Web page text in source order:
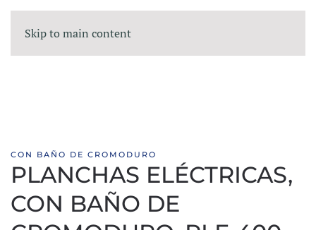
Skip to main content
CON BAÑO DE CROMODURO
PLANCHAS ELÉCTRICAS,
CON BAÑO DE